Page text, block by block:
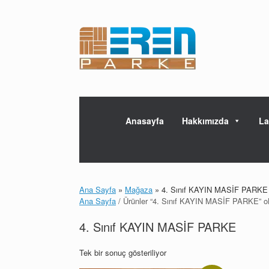
Anasayfa Hakkımızda
Ana Sayfa » Mağaza » 4. Sınıf KAYIN MASİF PARKE
Ana Sayfa / Ürünler “4. Sınıf KAYIN MASİF PARKE”
4. Sınıf KAYIN MASİF PARKE
Tek bir sonuç gösteriliyor